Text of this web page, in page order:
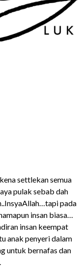
settlekan semua
pulak sebab dah
pada
insan biasa…
insan keempat
anak penyeri dalam
untuk bernafas dan